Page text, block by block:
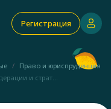
Регистрация
Право и юриспруденция
и страт...